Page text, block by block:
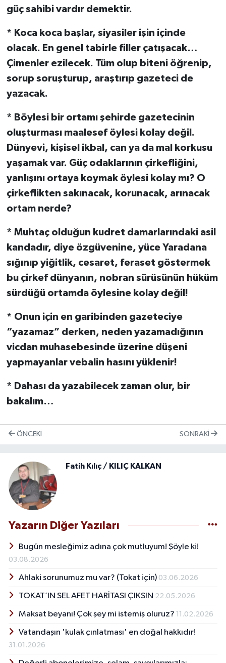
güç sahibi vardır demektir.
* Koca koca başlar, siyasiler işin içinde
olacak. En genel tabirle filler çatışacak…
Çimenler ezilecek. Tüm olup biteni öğrenip,
sorup soruşturup, araştırıp gazeteci de
yazacak.
* Böylesi bir ortamı şehirde gazetecinin
oluşturması maalesef öylesi kolay değil.
Dünyevi, kişisel ikbal, can ya da mal korkusu
yaşamak var. Güç odaklarının çirkefliğini,
yanlışını ortaya koymak öylesi kolay mı? O
çirkeflikten sakınacak, korunacak, arınacak
ortam nerde?
* Muhtaç olduğun kudret damarlarındaki asil
kandadır, diye özgüvenine, yüce Yaradana
sığınıp yiğitlik, cesaret, feraset göstermek
bu çirkef dünyanın, nobran sürüsünün hüküm
sürdüğü ortamda öylesine kolay değil!
* Onun için en garibinden gazeteciye
“yazamaz” derken, neden yazamadığının
vicdan muhasebesinde üzerine düşeni
yapmayanlar vebalin hasını yüklenir!
* Dahası da yazabilecek zaman olur, bir
bakalım…
ÖNCEKI SONRAKI
Fatih Kılıç / KILIÇ KALKAN
Yazarın Diğer Yazıları
Bugün mesleğimiz adına çok mutluyum! Şöyle ki!
03.08.2026
Ahlaki sorunumuz mu var? (Tokat için) 03.06.2026
TOKAT’IN SEL AFET HARİTASI ÇIKSIN 22.05.2026
Maksat beyanı! Çok şey mi istemiş oluruz? 11.02.2026
Vatandaşın 'kulak çınlatması' en doğal hakkıdır!
31.01.2026